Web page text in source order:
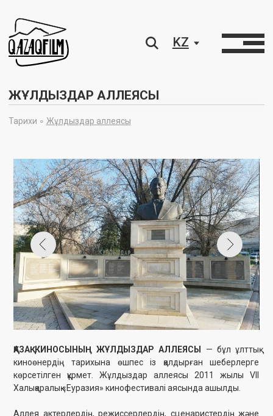
ЖҰЛДЫЗДАР АЛЛЕЯСЫ
ҚАЗАҚ КИНОСЫНЫҢ ЖҰЛДЫЗДАР АЛЛЕЯСЫ— бұл ұлттық
киноөнердің тарихына өшпес із қалдырған шеберлерге
көрсетілген құрмет. Жұлдыздар аллеясы 2011 жылы VII
Халықаралық «Еуразия» кинофестивалі аясында ашылды.
Аллея актерлердің, режиссерлердің, сценаристердің және
кино әлемінің дамуына үлес қосқан барлық өнер
қайраткерлерінің есімдерін мәңгі есте қалдыру үшін салынды.
Мұнда Шәкен Аймановтың, Сұлтан-Ахмет Хожиковтың,
Әмина Өмірзақованың және бірнеше ұрпаққа шабыт сыйлаған
«Қазақфильм» киностудиясындағы Жұлдыздар аллеясы —
өткен мен болашақтың тоғысатын орны. Бұл кино өнерінің
адамдарды, ұрпақтарды және дәуірлерді біріктіретін ұлы
құндылық екенін еске салатын символ.